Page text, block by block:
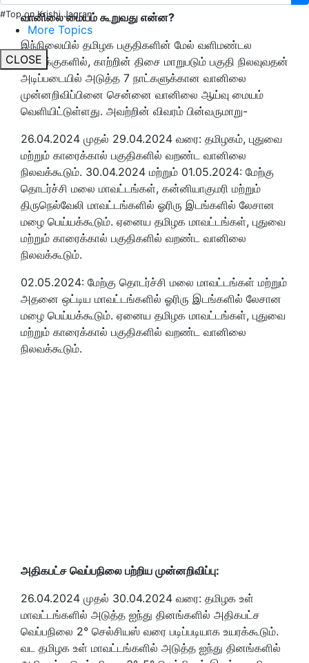
#Top on Krishi Jagran
More Topics
CLOSE
வானிலை மையம் கூறுவது என்ன?
இந்நிலையில் தமிழக பகுதிகளின் மேல் வளிமண்டல
கீழடுக்குகளில், காற்றின் திசை மாறுபடும் பகுதி நிலவுவதன்
அடிப்படையில் அடுத்த 7 நாட்களுக்கான வானிலை
முன்னறிவிப்பினை சென்னை வானிலை ஆய்வு மையம்
வெளியிட்டுள்ளது. அவற்றின் விவரம் பின்வருமாறு-
26.04.2024 முதல் 29.04.2024 வரை: தமிழகம், புதுவை
மற்றும் காரைக்கால் பகுதிகளில் வறண்ட வானிலை
நிலவக்கூடும். 30.04.2024 மற்றும் 01.05.2024: மேற்கு
தொடர்ச்சி மலை மாவட்டங்கள், கன்னியாகுமரி மற்றும்
திருநெல்வேலி மாவட்டங்களில் ஓரிரு இடங்களில் லேசான
மழை பெய்யக்கூடும். ஏனைய தமிழக மாவட்டங்கள், புதுவை
மற்றும் காரைக்கால் பகுதிகளில் வறண்ட வானிலை
நிலவக்கூடும்.
02.05.2024: மேற்கு தொடர்ச்சி மலை மாவட்டங்கள் மற்றும்
அதனை ஒட்டிய மாவட்டங்களில் ஓரிரு இடங்களில் லேசான
மழை பெய்யக்கூடும். ஏனைய தமிழக மாவட்டங்கள், புதுவை
மற்றும் காரைக்கால் பகுதிகளில் வறண்ட வானிலை
நிலவக்கூடும்.
அதிகபட்ச வெப்பநிலை பற்றிய முன்னறிவிப்பு:
26.04.2024 முதல் 30.04.2024 வரை: தமிழக உள்
மாவட்டங்களில் அடுத்த ஐந்து தினங்களில் அதிகபட்ச
வெப்பநிலை 2° செல்சியஸ் வரை படிப்படியாக உயரக்கூடும்.
வட தமிழக உள் மாவட்டங்களில் அடுத்த ஐந்து தினங்களில்